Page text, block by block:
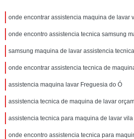
onde encontrar assistencia maquina de lavar
onde encontro assistencia tecnica samsung
samsung maquina de lavar assistencia
onde encontrar assistencia tecnica de
assistencia maquina lavar Freguesia do Ó
assistencia tecnica de maquina de lavar
assistencia tecnica para maquina de lavar vila
onde encontro assistencia tecnica para